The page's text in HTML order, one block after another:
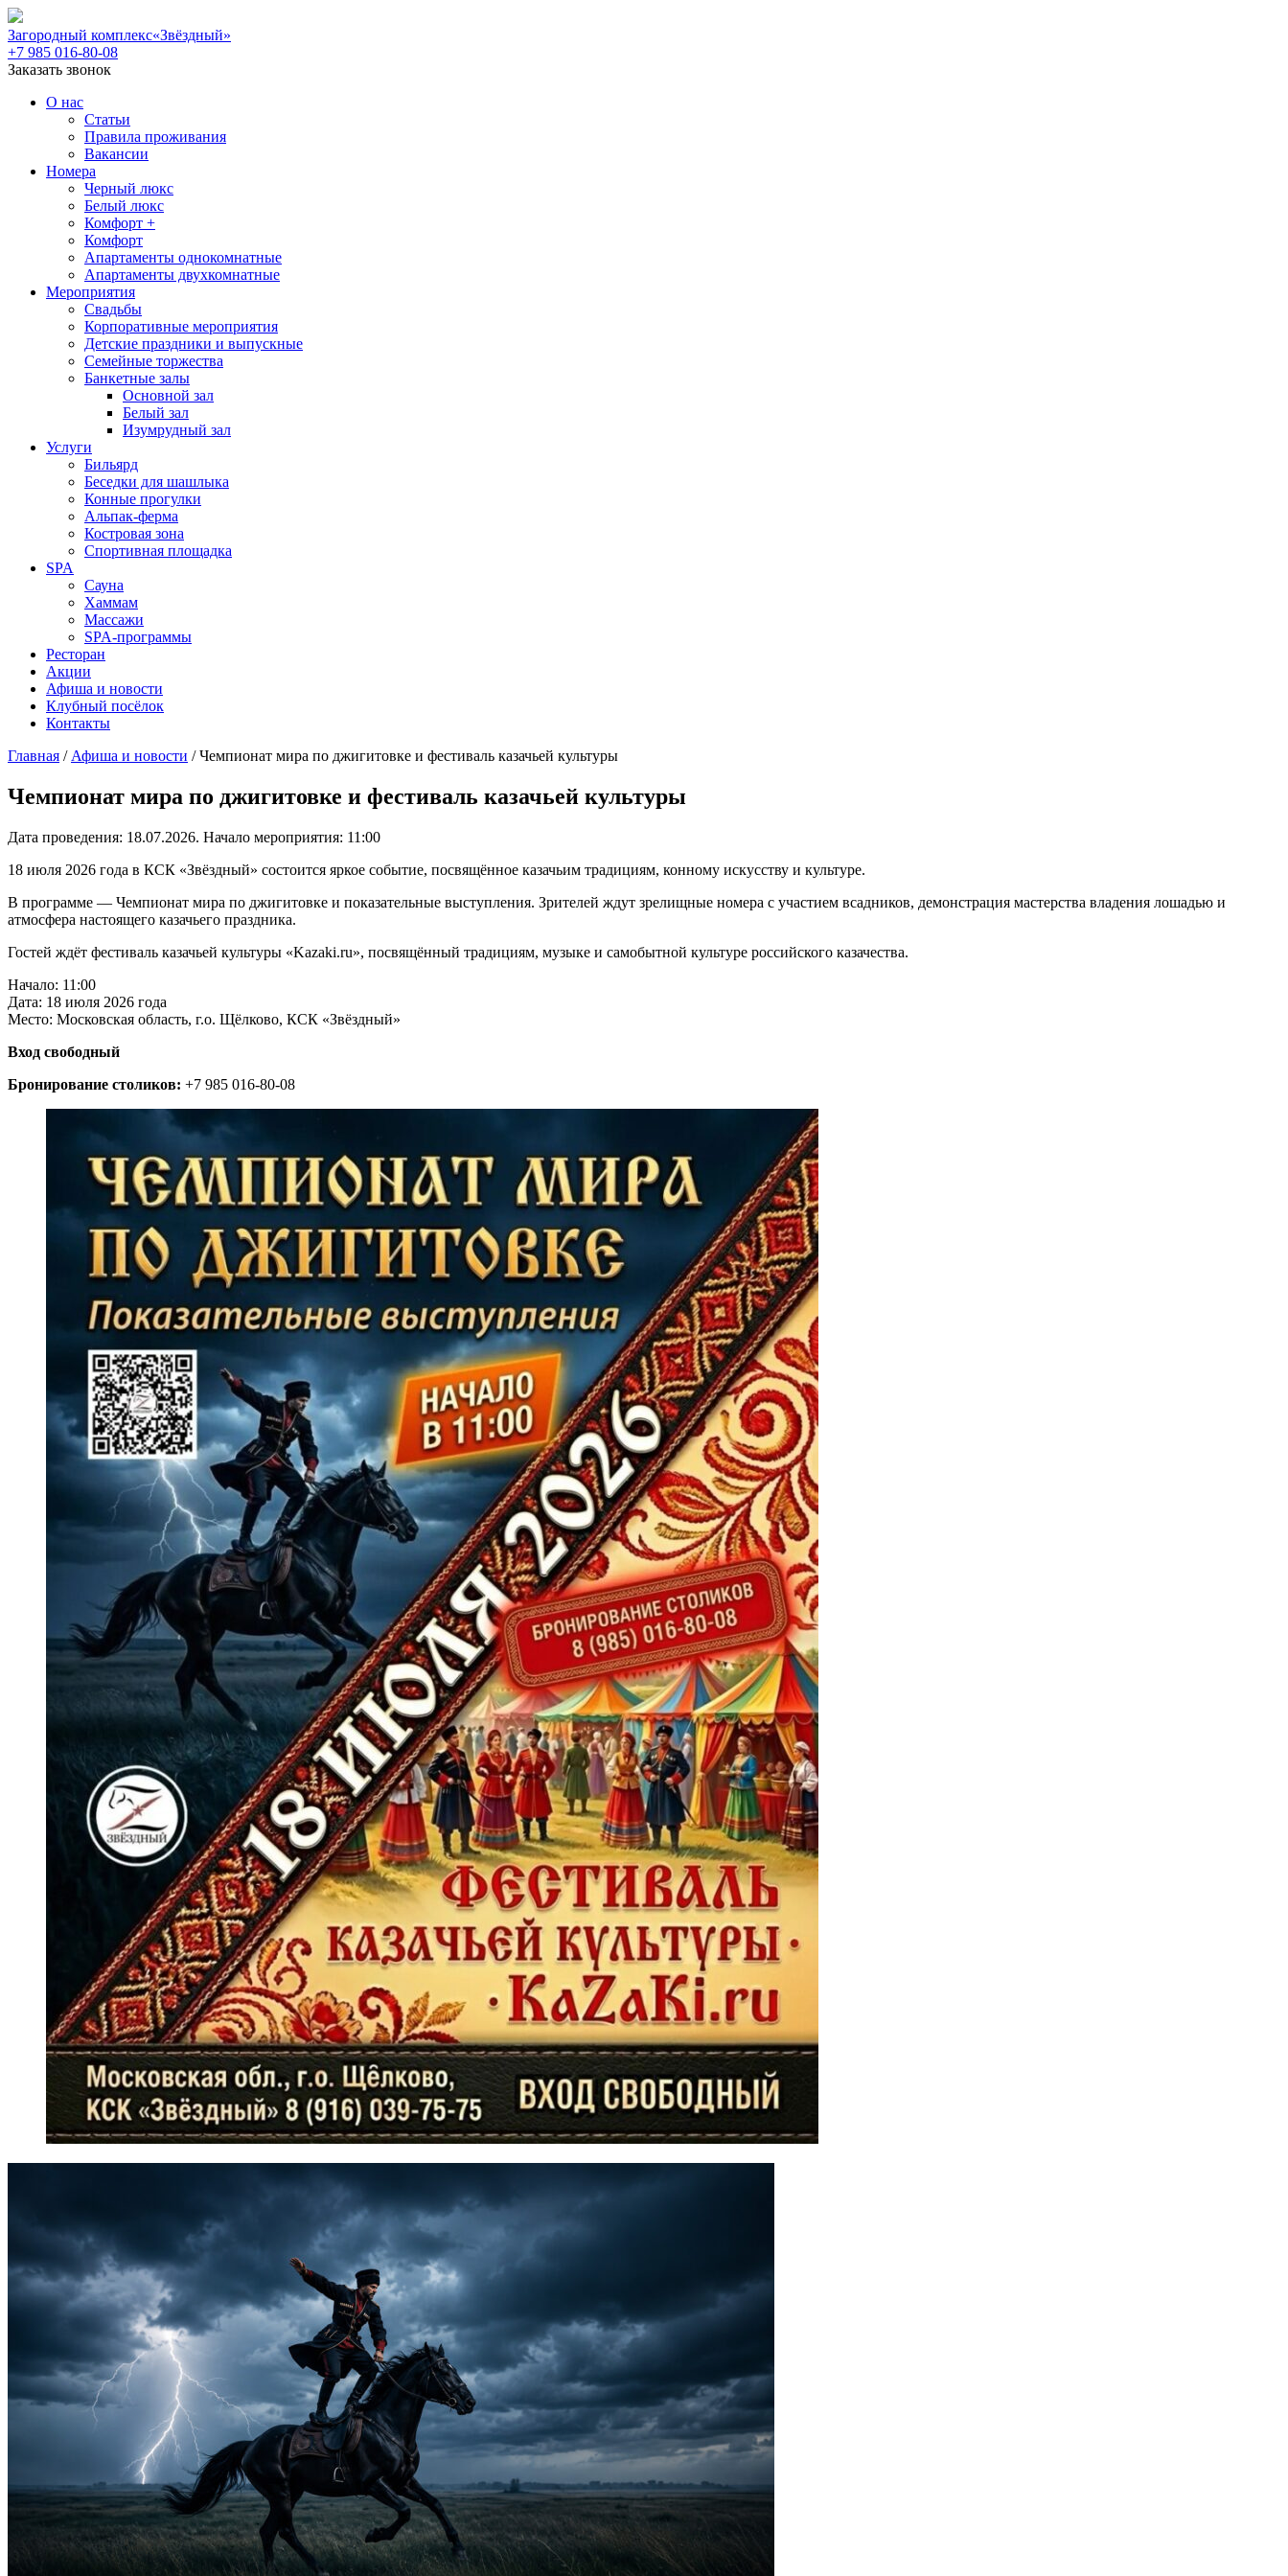
Загородный комплекс«Звёздный»
+7 985 016-80-08
Заказать звонок
О нас
Статьи
Правила проживания
Вакансии
Номера
Черный люкс
Белый люкс
Комфорт +
Комфорт
Апартаменты однокомнатные
Апартаменты двухкомнатные
Мероприятия
Свадьбы
Корпоративные мероприятия
Детские праздники и выпускные
Семейные торжества
Банкетные залы
Основной зал
Белый зал
Изумрудный зал
Услуги
Бильярд
Беседки для шашлыка
Конные прогулки
Альпак-ферма
Костровая зона
Спортивная площадка
SPA
Сауна
Хаммам
Массажи
SPA-программы
Ресторан
Акции
Афиша и новости
Клубный посёлок
Контакты
Главная / Афиша и новости /Чемпионат мира по джигитовке и фестиваль казачьей культуры
Чемпионат мира по джигитовке и фестиваль казачьей культуры
Дата проведения: 18.07.2026. Начало мероприятия: 11:00
18 июля 2026 года в КСК «Звёздный» состоится яркое событие, посвящённое казачьим традициям, конному искусству и культуре.
В программе — Чемпионат мира по джигитовке и показательные выступления. Зрителей ждут зрелищные номера с участием всадников, демонстрация мастерства владения лошадью и
атмосфера настоящего казачьего праздника.
Гостей ждёт фестиваль казачьей культуры «Kazaki.ru», посвящённый традициям, музыке и самобытной культуре российского казачества.
Начало: 11:00
Дата: 18 июля 2026 года
Место: Московская область, г.о. Щёлково, КСК «Звёздный»
Вход свободный
Бронирование столиков: +7 985 016-80-08